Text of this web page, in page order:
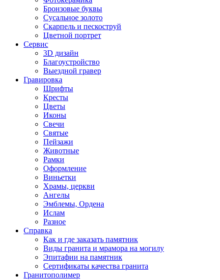
Бронзовые буквы
Сусальное золото
Скарпель и пескоструй
Цветной портрет
Сервис
3D дизайн
Благоустройство
Выездной гравер
Гравировка
Шрифты
Кресты
Цветы
Иконы
Свечи
Святые
Пейзажи
Животные
Рамки
Оформление
Виньетки
Храмы, церкви
Ангелы
Эмблемы, Ордена
Ислам
Разное
Справка
Как и где заказать памятник
Виды гранита и мрамора на могилу
Эпитафии на памятник
Сертификаты качества гранита
Гранитополимер